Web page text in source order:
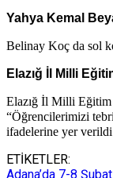
Yahya Kemal
Belinay Koç da sol
Elazığ İl Milli
Elazığ İl Milli Eğitim
“Öğrencilerimizi
ifadelerine yer
ETİKETLER:
Adana’da 7-8